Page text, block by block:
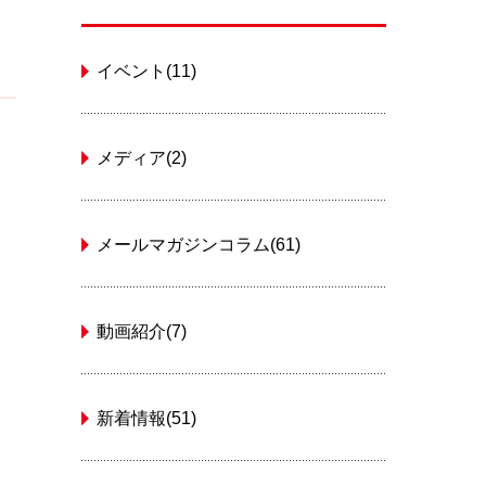
イベント(11)
メディア(2)
メールマガジンコラム(61)
動画紹介(7)
新着情報(51)